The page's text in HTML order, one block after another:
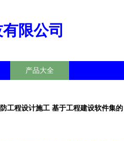
限公司
产品大全
工程设计施工 基于工程建设软件集的